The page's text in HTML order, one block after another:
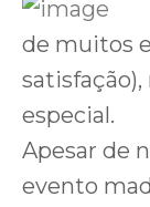
de muitos
satisfação),
especial.
Apesar de
evento